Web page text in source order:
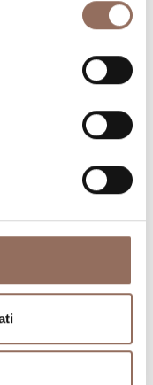
cosa fare e
Roero, con
Dove mangiare